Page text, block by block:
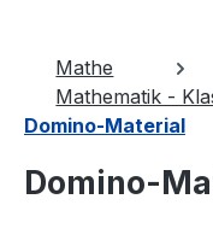
Mathe
Mathematik -
Domino-Material
Domino-